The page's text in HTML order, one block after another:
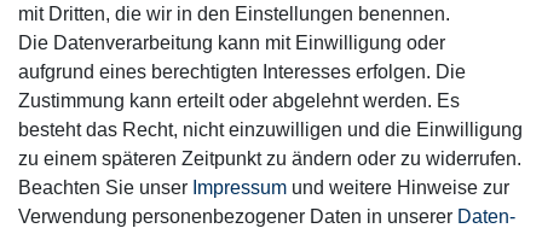
Motor-Fit
© Copyright 2026 | Alle Rechte vorbehalten.
mit Dritten, die wir in den Einstellungen benennen.
Die Datenverarbeitung kann mit Einwilligung oder
aufgrund eines berechtigten Interesses erfolgen. Die
Zustimmung kann erteilt oder abgelehnt werden. Es
besteht das Recht, nicht einzuwilligen und die Einwilligung
zu einem späteren Zeitpunkt zu ändern oder zu widerrufen.
Beachten Sie unser Impressum und weitere Hinweise zur
Verwendung personenbezogener Daten in unserer Daten­